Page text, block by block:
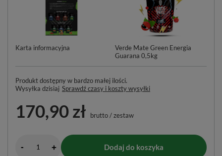
Karta informacyjna
Verde Mate Green Energia
Guarana 0,5kg
Produkt dostępny w bardzo małej ilości
Wysyłka dzisiaj Sprawdź czasy i koszty wysyłki
170,90 zł brutto/zestaw
- + Dodaj do koszyka